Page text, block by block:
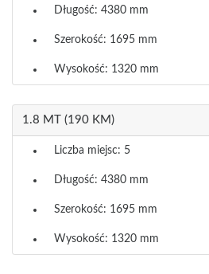
Długość: 4380 mm
Szerokość: 1695 mm
Wysokość: 1320 mm
1.8 MT (190 KM)
Liczba miejsc: 5
Długość: 4380 mm
Szerokość: 1695 mm
Wysokość: 1320 mm